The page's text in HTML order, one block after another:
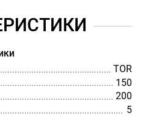
TOR
150
200
5